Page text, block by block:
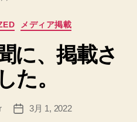
カ
ゴ
リ
メディア掲載
に、掲載さ
た。
投 3月 1, 2022